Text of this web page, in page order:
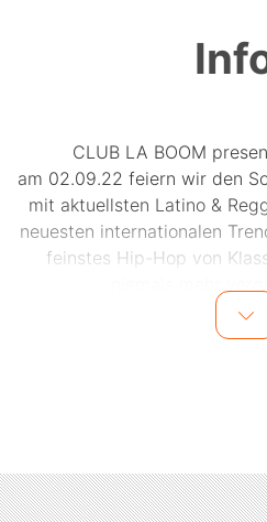
CLUB LA BOOM
am 02.09.22 feiern wir den
mit aktuellsten Latino &
neuesten internationalen
feinstes Hip-Hop von
Ab 22 Uhr öffnen sich die
besonderen Art… wir freuen
★ ERSTE 50 GÄSTE
★ LADIES BIS 24 UHR